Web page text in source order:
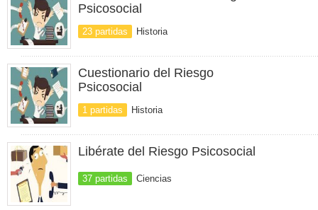
Psicosocial
23 partidas Historia
Cuestionario del Riesgo
Psicosocial
1 partidas Historia
Libérate del Riesgo Psicosocial
37 partidas Ciencias